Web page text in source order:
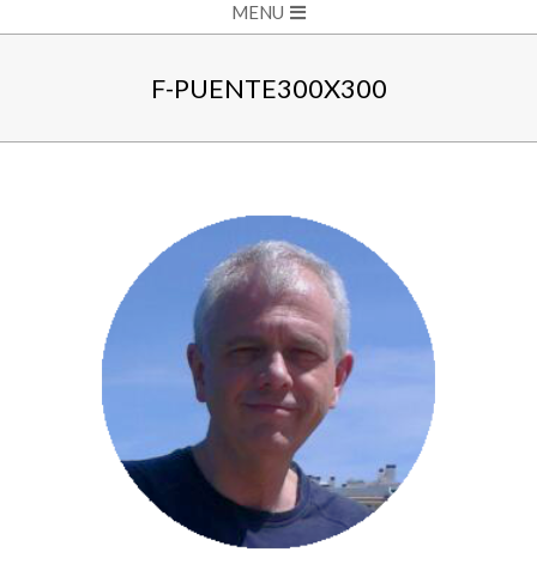
Navigation
MENU
F-PUENTE300X300